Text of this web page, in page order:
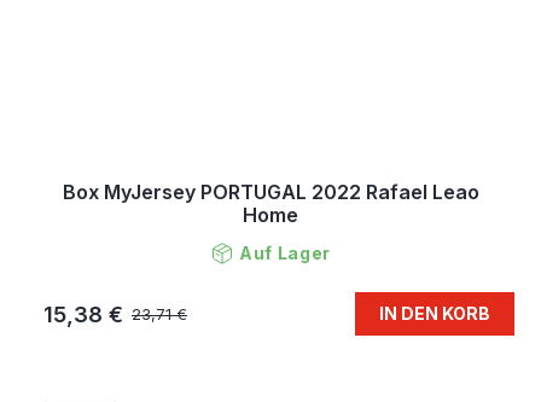
Box MyJersey PORTUGAL 2022 Rafael Leao
Home
Auf Lager
23,71 €
15,38 € IN DEN KORB